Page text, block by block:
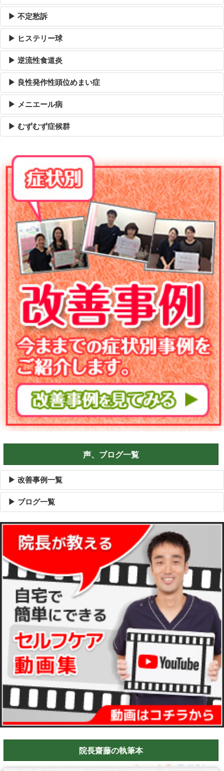
▶ 不定愁訴
▶ ヒステリー球
▶ 逆流性食道炎
▶ 良性発作性頭位めまい症
▶ メニエール病
▶ むずむず症候群
声、ブログ一覧
▶ 改善事例一覧
▶ ブログ一覧
院長齋藤の執筆本